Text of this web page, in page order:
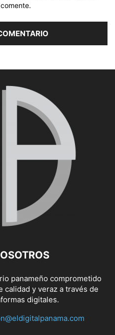
panameño comprometido
y veraz a través de
digitales.